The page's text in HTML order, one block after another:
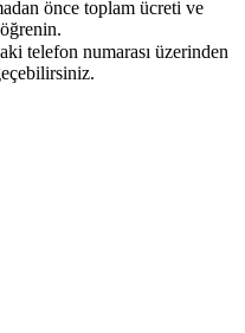
önce toplam ücreti ve
telefon numarası üzerinden